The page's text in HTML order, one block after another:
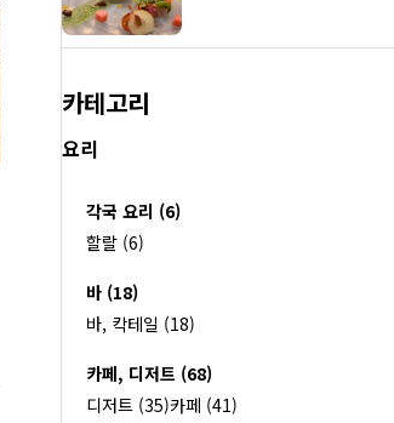
카테고리
요리
각국 요리 (6)
할랄 (6)
바 (18)
바, 칵테일 (18)
카페, 디저트 (68)
디저트 (35)카페 (41)